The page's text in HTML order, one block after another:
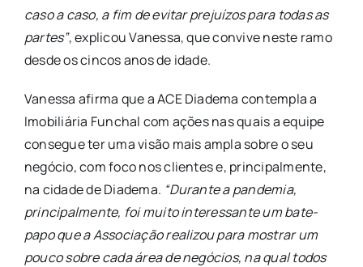
caso a caso, a fim de evitar prejuízos para todas as
partes”, explicou Vanessa, que convive neste ramo
desde os cincos anos de idade.
Vanessa afirma que a ACE Diadema contempla a
Imobiliária Funchal com ações nas quais a equipe
consegue ter uma visão mais ampla sobre o seu
negócio, com foco nos clientes e, principalmente,
na cidade de Diadema. “Durante a pandemia,
principalmente, foi muito interessante um bate-
papo que a Associação realizou para mostrar um
pouco sobre cada área de negócios, na qual todos